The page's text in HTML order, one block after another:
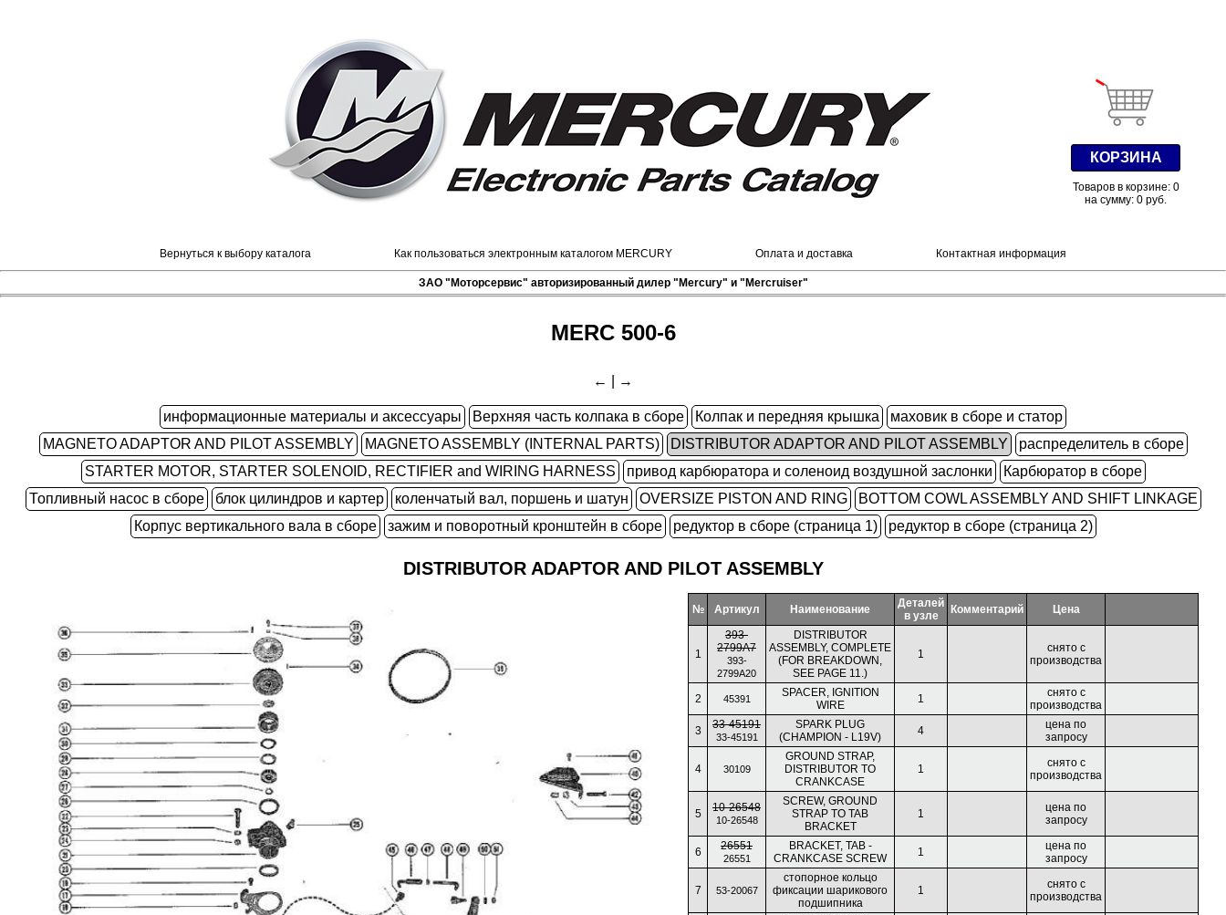
КОРЗИНА
Товаров в корзине: 0
на сумму: 0 руб.
Вернуться к выбору каталога Как пользоваться электронным каталогом MERCURY Оплата и доставка Контактная информация
ЗАО "Моторсервис" авторизированный дилер "Mercury" и "Mercruiser"
MERC 500-6
← →
информационные материалы и аксессуары Верхняя часть колпака в сборе Колпак и передняя крышка
маховик в сборе и статор
MAGNETO ADAPTOR AND PILOT ASSEMBLY
MAGNETO ASSEMBLY (INTERNAL PARTS) DISTRIBUTOR ADAPTOR AND PILOT ASSEMBLY
распределитель в сборе
STARTER MOTOR, STARTER SOLENOID, RECTIFIER and WIRING HARNESS
привод карбюратора и соленоид воздушной заслонки
Карбюратор в сборе
Топливный насос в сборе
блок цилиндров и картер коленчатый вал, поршень и шатун OVERSIZE PISTON AND RING
BOTTOM COWL ASSEMBLY AND SHIFT LINKAGE
Корпус вертикального вала в сборе
зажим и поворотный кронштейн в сборе редуктор в сборе (страница 1) редуктор в сборе (страница 2)
DISTRIBUTOR ADAPTOR AND PILOT ASSEMBLY
№ Артикул Наименование
Деталей
в узле
Комментарий Цена
1
393-
2799A7
393-
2799A20
DISTRIBUTOR
ASSEMBLY, COMPLETE
(FOR BREAKDOWN,
SEE PAGE 11.)
1
снято с
производства
2 45391
SPACER, IGNITION
WIRE
1
снято с
производства
3
33-45191
33-45191
SPARK PLUG
(CHAMPION - L19V)
4
цена по
запросу
4 30109
GROUND STRAP,
DISTRIBUTOR TO
CRANKCASE
1
снято с
производства
5 10-26548
10-26548
SCREW, GROUND
STRAP TO TAB
BRACKET
1
цена по
запросу
6 26551
26551
BRACKET, TAB -
CRANKCASE SCREW
1
цена по
запросу
7 53-20067
стопорное кольцо
фиксации шарикового
подшипника
1
снято с
производства